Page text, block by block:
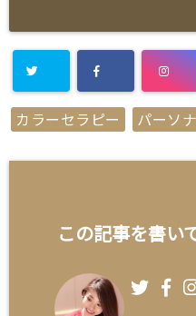
カラーセラピー パーソ
この記事を書い